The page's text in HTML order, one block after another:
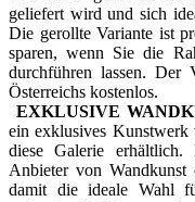
geliefert wird und sich
Die gerollte Variante ist
sparen, wenn Sie die
durchführen lassen. Der
Österreichs kostenlos.
EXKLUSIVE
ein exklusives Kunstwerk
diese Galerie
Anbieter von
damit die ideale Wahl